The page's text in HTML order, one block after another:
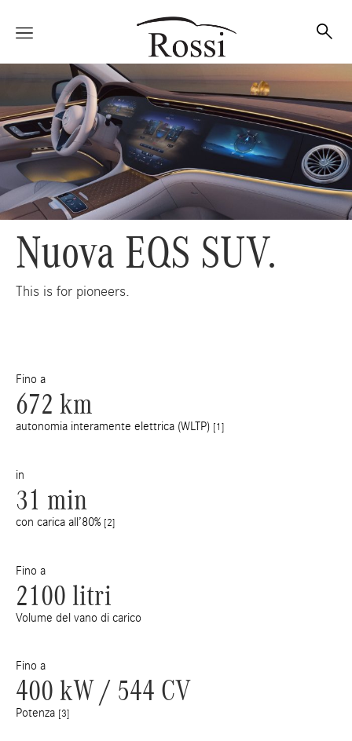
Vetture
Veicoli
Officina
Nuova EQS SUV.
This is for pioneers.
Fino a
672 km
autonomia interamente elettrica (WLTP) [1]
in
31 min
con carica all’80% [2]
Fino a
2100 litri
Volume del vano di carico
Fino a
400 kW / 544 CV
Potenza [3]